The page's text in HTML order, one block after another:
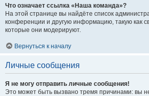
Что означает ссылка «Наша команда»?
На этой странице вы найдёте список
конференции и другую информацию, такую как
которые они модерируют.
Вернуться к началу
Личные сообщения
Я не могу отправить личные сообщения!
Это может быть вызвано тремя причинами: вы